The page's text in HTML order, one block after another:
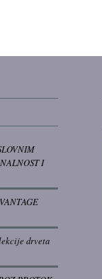
I
drveta